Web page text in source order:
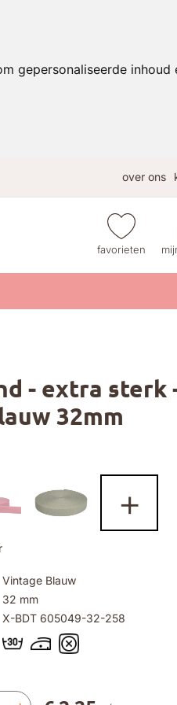
gepersonaliseerde inhoud
over ons
favorieten
- extra sterk
32mm
Vintage Blauw
32 mm
X-BDT 605049-32-258
+